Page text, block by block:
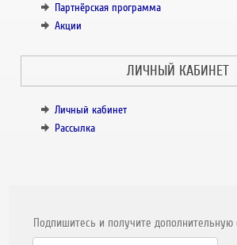
Партнёрская программа
Акции
ЛИЧНЫЙ КАБИНЕТ
Личный кабинет
Рассылка
Подпишитесь и получите дополнительную